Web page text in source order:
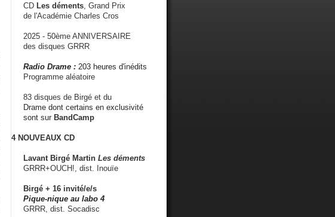
CD Les déments , Grand Prix
de l'Académie Charles Cros
2025 - 50ème ANNIVERSAIRE
des disques GRRR
Radio Drame : 203 heures d'inédits
Programme aléatoire
83 disques de Birgé et du
Drame dont certains en exclusivité
sont sur BandCamp
4 NOUVEAUX CD
Lavant Birgé Martin Les déments
GRRR+OUCH!, dist. Inouïe
Birgé + 16 invité/e/s
Pique-nique au labo 4
GRRR, dist. Socadisc